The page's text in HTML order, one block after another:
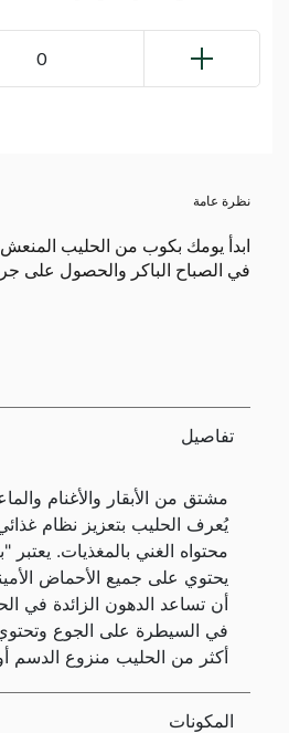
0
نظرة عامة
ابدأ يومك بكوب من الحليب
في الصباح الباكر والحصول على
تفاصيل
مشتق من الأبقار والأغنام
يُعرف الحليب بتعزيز نظام
محتواه الغني بالمغذيات. يعتبر
يحتوي على جميع الأحماض
أن تساعد الدهون الزائدة في
أكثر من الحليب منزوع الدسم
المكونات